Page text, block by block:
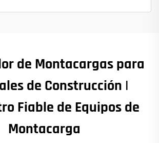
de Montacargas para
de Construcción |
Fiable de Equipos de
Montacarga